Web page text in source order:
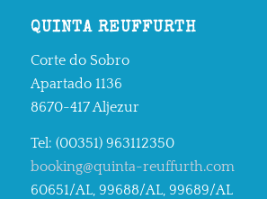
QUINTA REUFFURTH
Corte do Sobro
Apartado 1136
8670-417 Aljezur
Tel: (00351) 963112350
booking@quinta-reuffurth.com
60651/AL, 99688/AL, 99689/AL